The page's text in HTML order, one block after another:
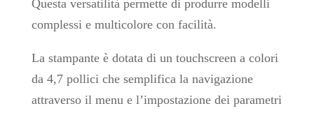
Questa versatilità permette di produrre modelli
complessi e multicolore con facilità.
La stampante è dotata di un touchscreen a colori
da 4,7 pollici che semplifica la navigazione
attraverso il menu e l’impostazione dei parametri